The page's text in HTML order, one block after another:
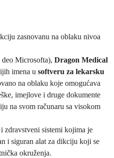
zasnovanu na oblaku nivoa
deo Microsofta), Dragon Medical
imena u softveru za lekarsku
na oblaku koje omogućava
imejlove i druge dokumente
na svom računaru sa visokom
zdravstveni sistemi kojima je
i siguran alat za dikciju koji se
okruženja.